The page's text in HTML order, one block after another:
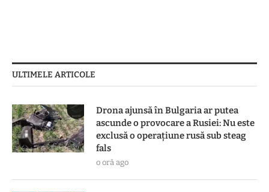
ULTIMELE ARTICOLE
Drona ajunsă în Bulgaria ar putea
ascunde o provocare a Rusiei: Nu este
exclusă o operațiune rusă sub steag
fals
o oră ago